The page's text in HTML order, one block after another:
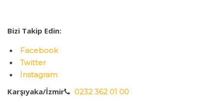
Bizi Takip Edin:
Facebook
Twitter
İnstagram
Karşıyaka/İzmir 0232 362 01 00